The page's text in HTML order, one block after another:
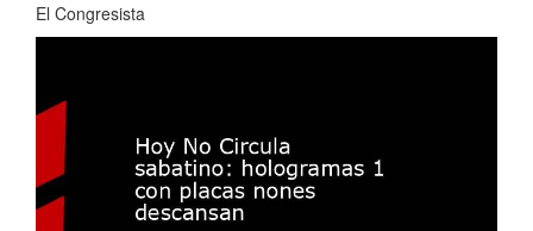
El Congresista